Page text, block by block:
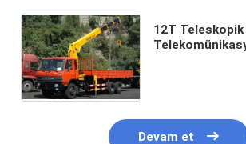
12T
Devam et